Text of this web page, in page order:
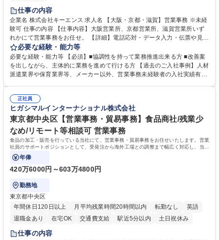
土日祝休み
仕事の内容
企業名 株式会社キーエンス 求人名 【大阪・京都・滋賀】営業事務 ※未経
験可 仕事の内容 【仕事内容】大阪営業所、京都営業所、滋賀営業所いず
れかにて営業事務をお任せ。 【詳細】電話応対・データ入力・伝票や見積
の作成・カタログ送付・来客対応・営業所内で発生する事務業務や業務改
善をお任せ。 【教育制度】ご入社後、育成担当とペアになりながらOJTに
て業務を覚えていただくことが可能です。業務システムがきちんと構築さ
れているため、スムーズに仕事に慣れることができる環境です。また、
募集職種 【大阪・京都・滋賀】営業事務 ※未経験可
必要な経験・能力等
必要な経験・能力等 【必須】■協調性を持って業務推進出来る方 ■改善案
を出しながら、主体的に業務を進めて行ける方 【過去のご入社事例】人材
派遣業界や保育業界等、メーカー以外、営業事務未経験者の入社実績有
えて、お客様や社員の状況に合わせ、能動的なサポート、改善の動きも期
待され。組織を支えるスペシャリストとして、チームに貢献し、結果的に
社員から頼られる存在になることができます。平均19:30の退勤以降の業
務の持ち帰りも禁止されており、メリハリのある働き方となります。 学
歴・資格 学歴：大学院 大学 高専 短大 語学力： 資格：
正社員
ヒガシマルインターナショナル株式会社
東京都中央区【営業事務・貿易事務】食品商社/残業少
なめ/リモート等相談可 営業事務
食品の加工・販売を行っている当社にて、営業事務・貿易事務をお任せいたします。営業
社員のサポートポジションとして、受発注から海外工場との調整まで幅広く対応し、当社
事業の根幹を支えていただきます。
年俸
420万6000円～603万4800円
勤務地
東京都中央区
年間休日120日以上
月平均残業時間20時間以内 転勤なし
英語
退職金あり
在宅OK 交通費支給 駅近5分以内 土日祝休み
仕事の内容